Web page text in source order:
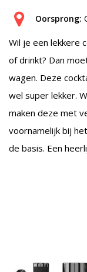
Oorsprong:
Wil je een lekkere
of drinkt? Dan
wagen. Deze
wel super lekker.
maken deze met
voornamelijk bij
de basis. Een